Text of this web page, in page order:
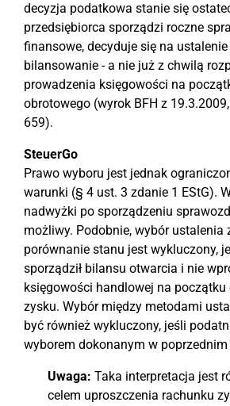
decyzja podatkowa stanie się
przedsiębiorca sporządzi roczne
finansowe, decyduje się na
bilansowanie - a nie już z chwilą
prowadzenia księgowości na
obrotowego (wyrok BFH z
659).
SteuerGo
Prawo wyboru jest jednak
warunki (§ 4 ust. 3 zdanie 1 EStG).
nadwyżki po sporządzeniu
możliwy. Podobnie, wybór ustalenia
porównanie stanu jest wykluczony,
sporządził bilansu otwarcia i nie
księgowości handlowej na
zysku. Wybór między metodami
być również wykluczony, jeśli
wyborem dokonanym w
Uwaga: Taka interpretacja jest
celem uproszczenia rachunku